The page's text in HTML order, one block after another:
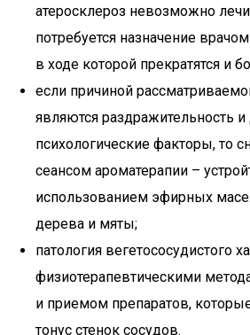
атеросклероз невозможно
потребуется назначение
в ходе которой прекратятся и
если причиной
являются раздражительность и
психологические факторы, то
сеансом ароматерапии –
использованием эфирных
дерева и мяты;
патология вегетососудистого
физиотерапевтическими
и приемом препаратов,
тонус стенок сосудов.